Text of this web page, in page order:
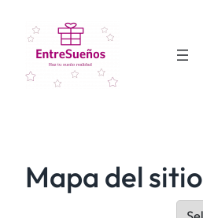
contenido
Mapa del sitio